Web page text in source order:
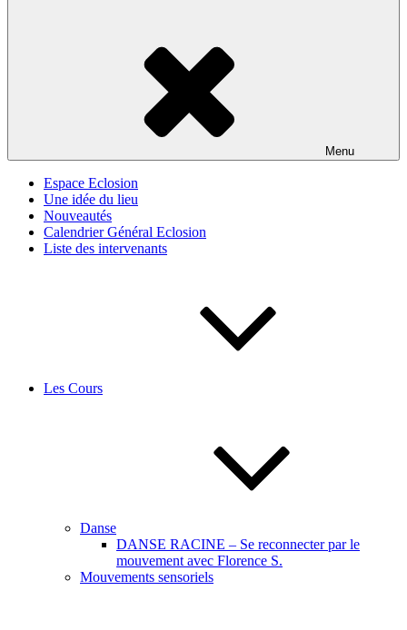
Menu
Espace Eclosion
Une idée du lieu
Nouveautés
Calendrier Général Eclosion
Liste des intervenants
Les Cours
Danse
DANSE RACINE – Se reconnecter par le
mouvement avec Florence S.
Mouvements sensoriels